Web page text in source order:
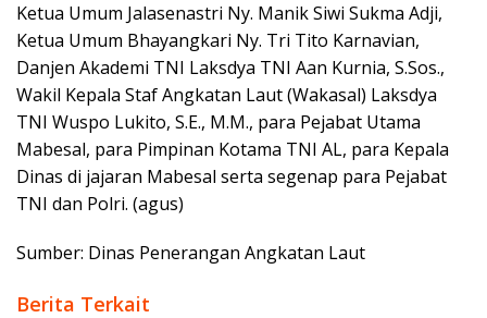
Ketua Umum Jalasenastri Ny. Manik Siwi Sukma Adji,
Ketua Umum Bhayangkari Ny. Tri Tito Karnavian,
Danjen Akademi TNI Laksdya TNI Aan Kurnia, S.Sos.,
Wakil Kepala Staf Angkatan Laut (Wakasal) Laksdya
TNI Wuspo Lukito, S.E., M.M., para Pejabat Utama
Mabesal, para Pimpinan Kotama TNI AL, para Kepala
Dinas di jajaran Mabesal serta segenap para Pejabat
TNI dan Polri. (agus)
Sumber: Dinas Penerangan Angkatan Laut
Berita Terkait